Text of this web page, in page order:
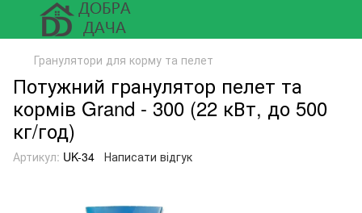
Гранулятори для корму та пелет
Потужний гранулятор пелет та
кормів Grand - 300 (22 кВт, до 500
кг/год)
Артикул: UK-34 Написати відгук